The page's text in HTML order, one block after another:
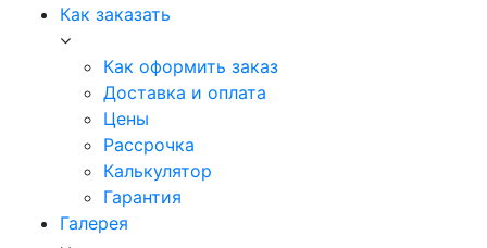
Как заказать
Как оформить заказ
Доставка и оплата
Цены
Рассрочка
Калькулятор
Гарантия
Галерея